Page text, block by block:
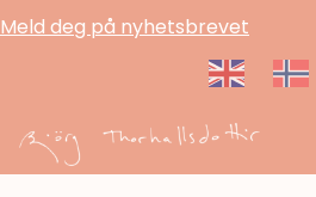
Meld deg på nyhetsbrevet